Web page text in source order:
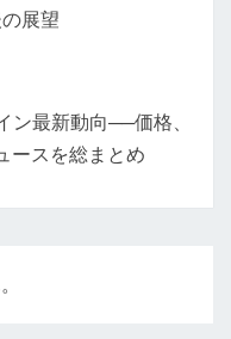
展望
ン最新動向──価格、
ースを総まとめ